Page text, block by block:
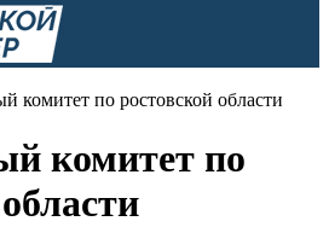
комитет по ростовской области
комитет по